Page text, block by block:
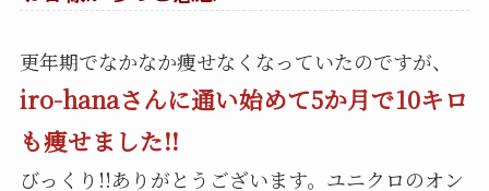
更年期でなかなか痩せなくなっていたのですが、
iro-hanaさんに通い始めて5か月で10キロ
も痩せました!!
びっくり!!ありがとうございます。ユニクロのオン